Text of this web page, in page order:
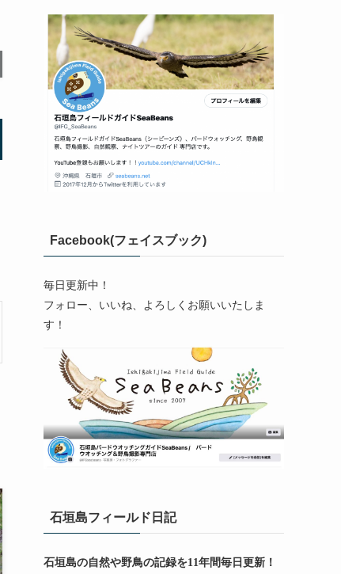
Facebook(フェイスブック)
毎日更新中！
フォロー、いいね、よろしくお願いいたしま
す！
石垣島フィールド日記
石垣島の自然や野鳥の記録を11年間毎日更新！